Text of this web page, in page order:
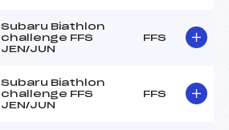
Subaru Biathlon
challenge FFS
JEN/JUN
FFS
Subaru Biathlon
challenge FFS
JEN/JUN
FFS